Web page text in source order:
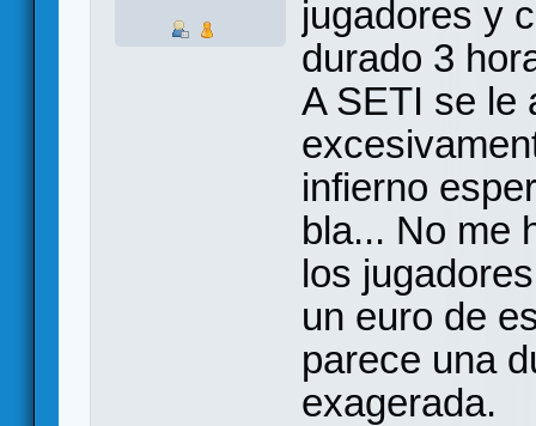
jugadores y
durado 3
A SETI se le
infierno
bla... No me
los
un euro de
parece una
exagerada.